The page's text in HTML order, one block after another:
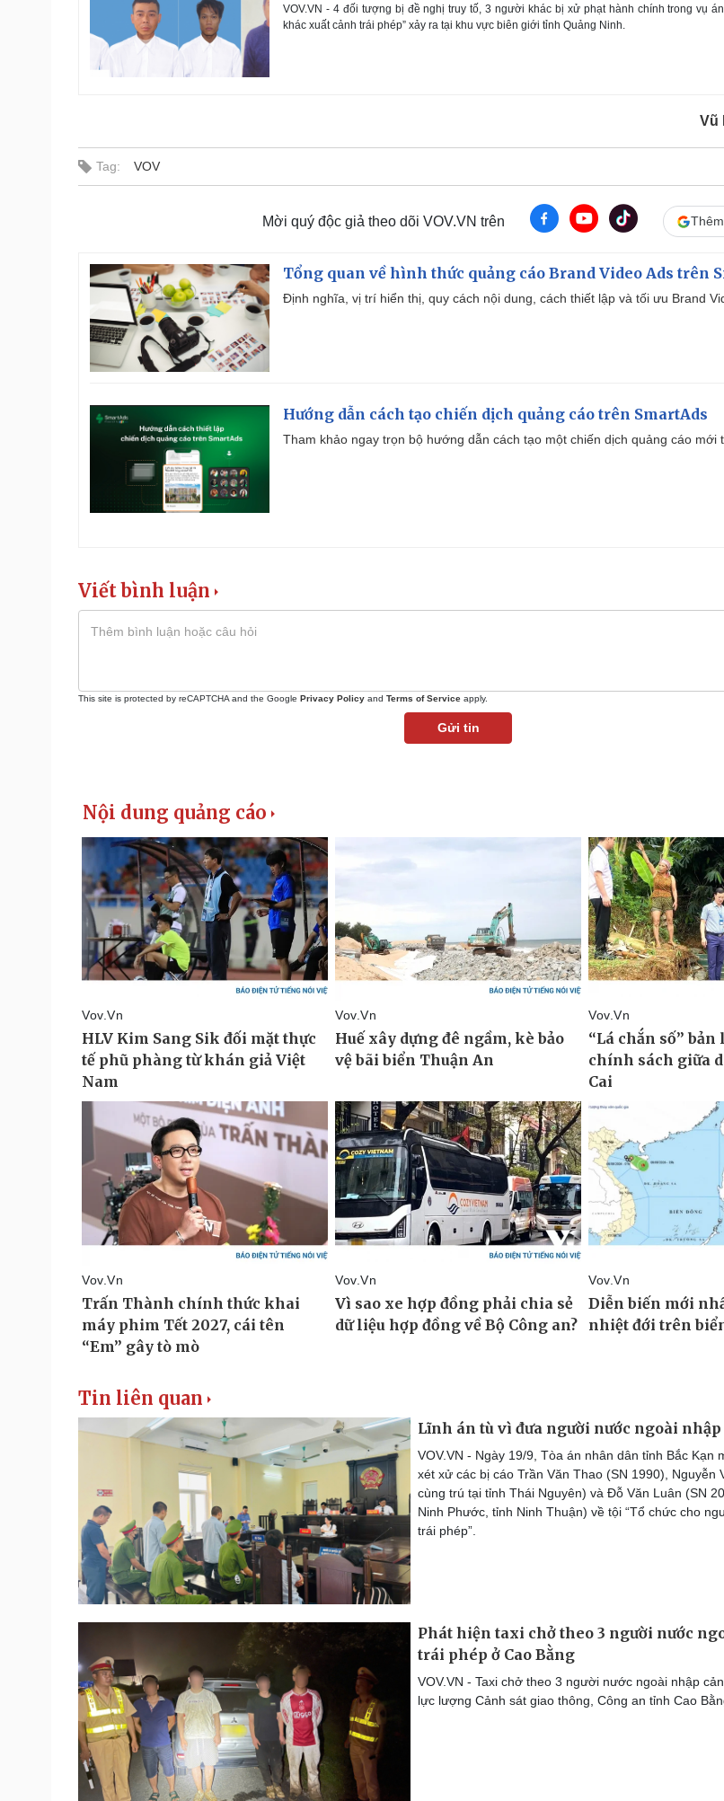
VOV.VN - 4 đối tượng bị đề nghị truy tố, 3 người khác bị xử phạt hành chính trong vụ
khác xuất cảnh trái phép” xảy ra tại khu vực biên giới tỉnh Quảng Ninh.
Vũ
Tag: VOV
Mời quý độc giả theo dõi VOV.VN trên
Tổng quan về hình thức quảng cáo Brand Video Ads trên
Định nghĩa, vị trí hiển thị, quy cách nội dung, cách thiết lập và tối ưu Brand
Hướng dẫn cách tạo chiến dịch quảng cáo trên SmartAds
Tham khảo ngay trọn bộ hướng dẫn cách tạo một chiến dịch quảng cáo mới
Viết bình luận
This site is protected by reCAPTCHA and the Google Privacy Policy and Terms of Service apply.
Gửi tin
Tin liên quan
Lĩnh án tù vì đưa người nước ngoài
VOV.VN - Ngày 19/9, Tòa án nhân dân tỉnh Bắc Kạn
xét xử các bị cáo Trần Văn Thao (SN 1990), Nguyễn
cùng trú tại tỉnh Thái Nguyên) và Đỗ Văn Luân (SN
Ninh Phước, tỉnh Ninh Thuận) về tội “Tổ chức cho
trái phép”.
Phát hiện taxi chở theo 3 người nước
trái phép ở Cao Bằng
VOV.VN - Taxi chở theo 3 người nước ngoài nhập
lực lượng Cảnh sát giao thông, Công an tỉnh Cao